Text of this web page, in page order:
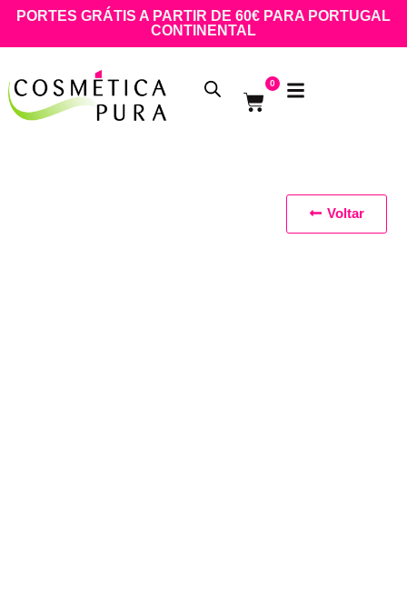
PORTES GRÁTIS A PARTIR DE 60€ PARA PORTUGAL
CONTINENTAL
0
Voltar